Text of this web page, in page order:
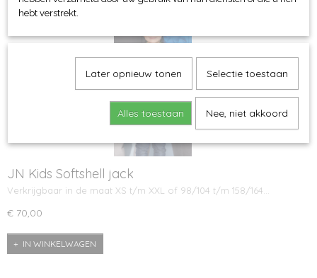
JN Kids Softshell jack
Verkrijgbaar in de maat XS t/m XXL of 98/104 t/m 158/164…
€ 70,00
IN WINKELWAGEN
hebt verstrekt.
Later opnieuw tonen Selectie toestaan
Alles toestaan Nee, niet akkoord